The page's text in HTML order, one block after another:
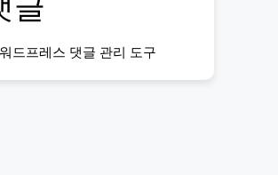
워드프레스 댓글 관리 도구